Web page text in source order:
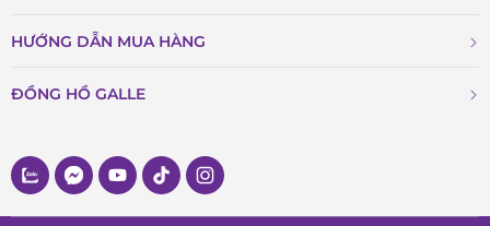
HƯỚNG DẪN MUA HÀNG
ĐỒNG HỒ GALLE